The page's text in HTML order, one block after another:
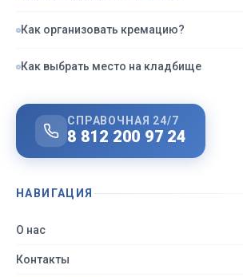
Как организовать кремацию?
Как выбрать место на кладбище
СПРАВОЧНАЯ 24/7
8 812 200 97 24
НАВИГАЦИЯ
О нас
Контакты